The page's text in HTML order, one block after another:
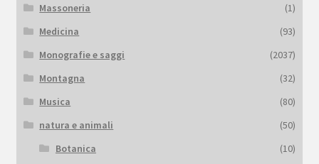
Massoneria
(1)
Medicina
(93)
Monografie e saggi
(2037)
Montagna
(32)
Musica
(80)
natura e animali
(50)
Botanica
(10)